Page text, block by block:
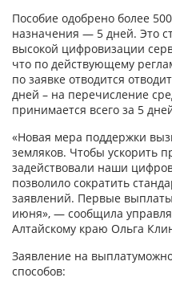
Пособие одобрено более
назначения — 5 дней. Это
высокой цифровизации
что по действующему
по заявке отводится
дней – на перечисление
принимается всего за 5
«Новая мера поддержки
земляков. Чтобы ускорить
задействовали наши
позволило сократить
заявлений. Первые
июня», — сообщила
Алтайскому краю Ольга
Заявление на
способов: